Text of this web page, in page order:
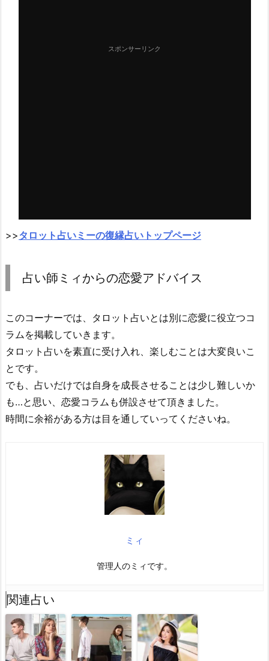
スポンサーリンク
>>タロット占いミーの復縁占いトップページ
占い師ミィからの恋愛アドバイス
このコーナーでは、タロット占いとは別に恋愛に役立つコ
ラムを掲載していきます。
タロット占いを素直に受け入れ、楽しむことは大変良いこ
とです。
でも、占いだけでは自身を成長させることは少し難しいか
も…と思い、恋愛コラムも併設させて頂きました。
時間に余裕がある方は目を通していってくださいね。
ミィ
管理人のミィです。
関連占い